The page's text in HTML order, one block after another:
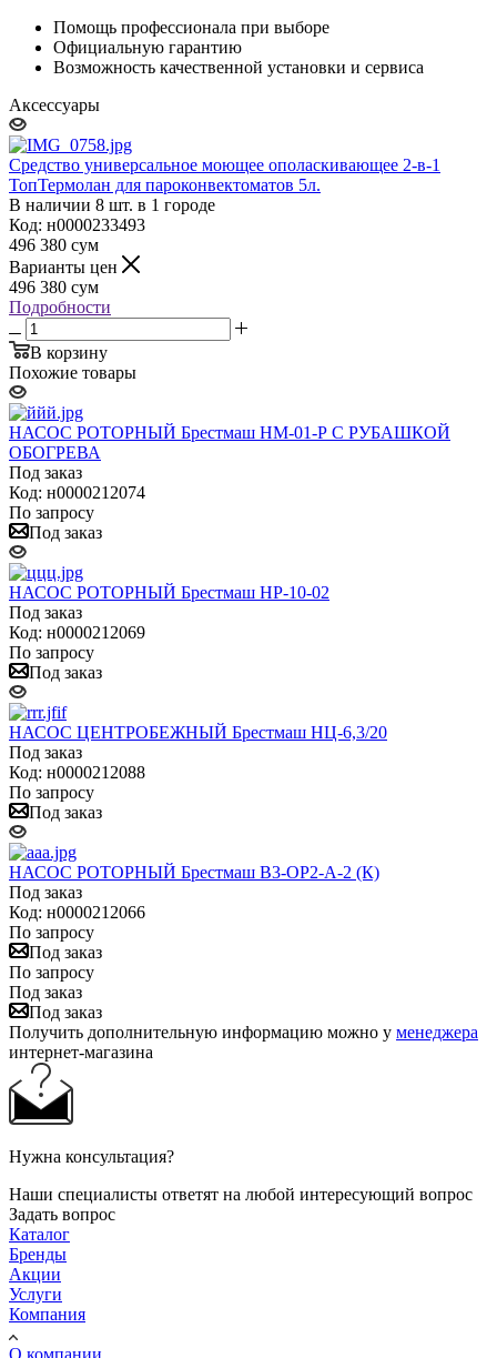
Помощь профессионала при выборе
Официальную гарантию
Возможность качественной установки и сервиса
Аксессуары
Средство универсальное моющее ополаскивающее 2-в-1
ТопТермолан для пароконвектоматов 5л.
В наличии 8 шт. в 1 городе
Код: н0000233493
496 380 сум
Варианты цен
496 380 сум
Подробности
В корзину
Похожие товары
НАСОС РОТОРНЫЙ Брестмаш НМ-01-Р С РУБАШКОЙ
ОБОГРЕВА
Под заказ
Код: н0000212074
По запросу
Под заказ
НАСОС РОТОРНЫЙ Брестмаш НР-10-02
Под заказ
Код: н0000212069
По запросу
Под заказ
НАСОС ЦЕНТРОБЕЖНЫЙ Брестмаш НЦ-6,3/20
Под заказ
Код: н0000212088
По запросу
Под заказ
НАСОС РОТОРНЫЙ Брестмаш В3-ОР2-А-2 (К)
Под заказ
Код: н0000212066
По запросу
Под заказ
По запросу
Под заказ
Под заказ
Получить дополнительную информацию можно у менеджера
интернет-магазина
Нужна консультация?
Наши специалисты ответят на любой интересующий вопрос
Задать вопрос
Каталог
Бренды
Акции
Услуги
Компания
О компании